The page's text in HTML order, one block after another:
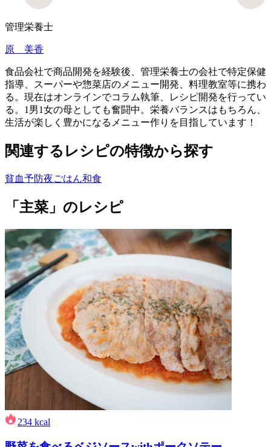
管理栄養士
原 美香
食品会社で商品開発を経験後、管理栄養士の会社で特定保健
指導、スーパーや惣菜店のメニュー開発、料理教室等に携わ
る。現在はオンラインでコラム執筆、レシピ開発を行ってい
る。1男1女の母としても奮闘中。栄養バランスはもちろん、
生活が楽しく豊かになるメニュー作りを目指しています！
関連するレシピの特徴から探す
貧血予防夜ごはん和食
「主菜」のレシピ
234 kcal